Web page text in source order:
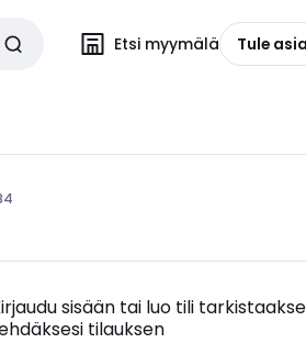
Etsi myymälä Tule
sisään tai luo tili
tilauksen